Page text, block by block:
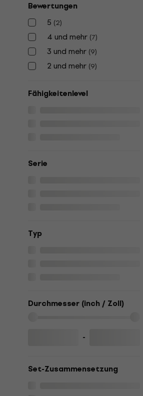
Bewertungen
5 (2)
4 und mehr (7)
3 und mehr (9)
2 und mehr (9)
Fähigkeitenlevel
Serie
Typ
Durchmesser (inch / Zoll)
-
Set-Zusammensetzung